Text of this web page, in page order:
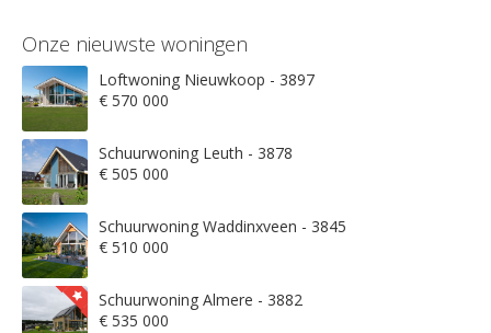
Onze nieuwste woningen
Loftwoning Nieuwkoop - 3897
€ 570 000
Schuurwoning Leuth - 3878
€ 505 000
Schuurwoning Waddinxveen - 3845
€ 510 000
Schuurwoning Almere - 3882
€ 535 000